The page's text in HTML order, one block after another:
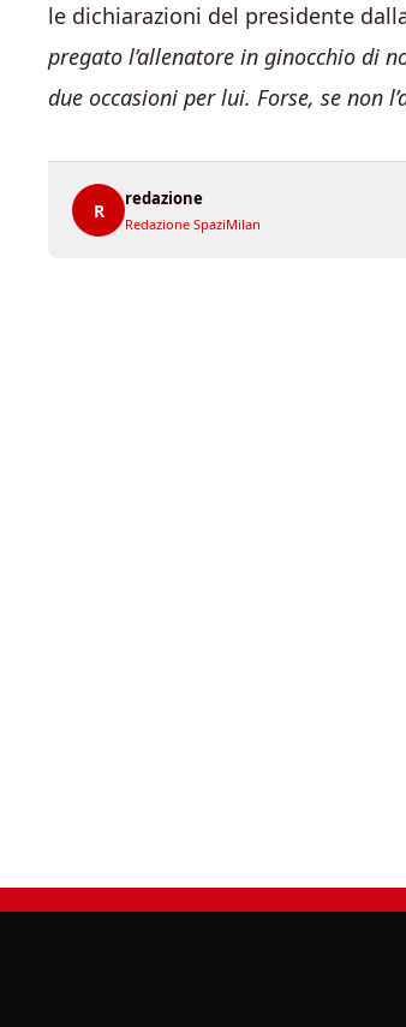
le dichiarazioni del presidente
pregato l’allenatore in ginocchio di
due occasioni per lui. Forse, se non
R
redazione
Redazione SpaziMilan